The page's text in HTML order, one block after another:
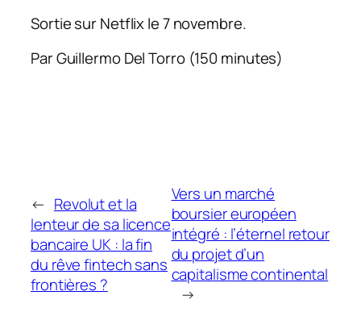
Sortie sur Netflix le 7 novembre.
Par Guillermo Del Torro (150 minutes)
← Revolut et la
lenteur de sa licence
bancaire UK : la fin
du rêve fintech sans
frontières ?
Vers un marché
boursier européen
intégré : l’éternel retour
du projet d’un
capitalisme continental
→